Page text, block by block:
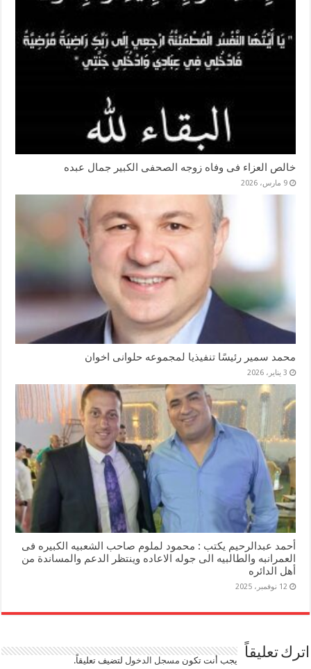
خالص العزاء فى وفاه زوجه الصحفى الكبير جمال عبده
9 مارس، 2026
محمد سمير رئيسًا تنفيذيا لمجموعه حلوانى اخوان
3 يناير، 2026
أحمد عبدالرحيم يكتب : محمود لملوم صاحب الشعبيه الكبيره فى
العمرانبه والطالبيه الى جوله الاعاده وينتظر الدعم والمساندة من
أهل الدائره
12 نوفمبر، 2025
اترك تعليقاً يجب أنت تكون مسجل الدخول لتضيف تعليقاً.